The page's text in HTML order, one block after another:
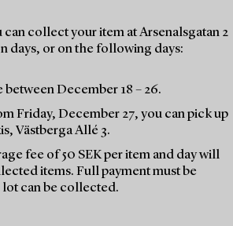
can collect your item at Arsenalsgatan 2
days, or on the following days:
December 18 – 26.
Friday, December 27, you can pick up
Västberga Allé 3.
fee of 50 SEK per item and day will
items. Full payment must be
can be collected.